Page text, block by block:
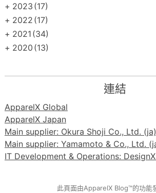
+ 2023 (17)
+ 2022 (17)
+ 2021 (34)
+ 2020 (13)
連結
ApparelX Global
ApparelX Japan
Main supplier: Okura Shoji Co., Ltd. (ja)
Main supplier: Yamamoto & Co., Ltd.
IT Development & Operations:
此頁面由ApparelX Blog™的功能